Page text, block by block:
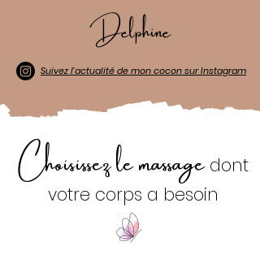
Delphine
Suivez l'actualité de mon cocon sur Instagram
Choisissez le massage dont
votre corps a besoin